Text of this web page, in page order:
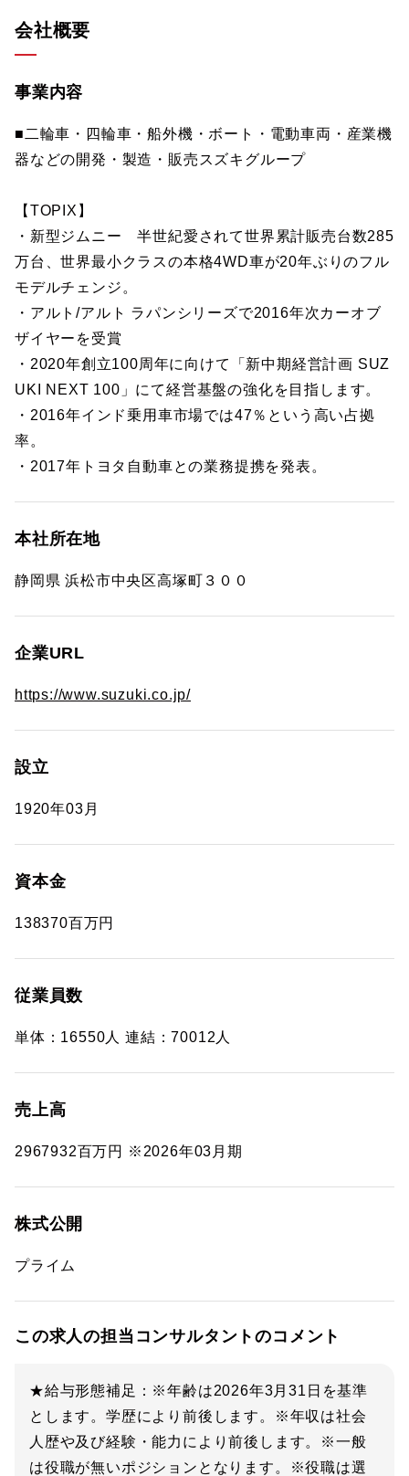
会社概要
事業内容
■二輪車・四輪車・船外機・ボート・電動車両・産業機
器などの開発・製造・販売スズキグループ
【TOPIX】
・新型ジムニー 半世紀愛されて世界累計販売台数285
万台、世界最小クラスの本格4WD車が20年ぶりのフル
モデルチェンジ。
・アルト/アルト ラパンシリーズで2016年次カーオブ
ザイヤーを受賞
・2020年創立100周年に向けて「新中期経営計画 SUZ
UKI NEXT 100」にて経営基盤の強化を目指します。
・2016年インド乗用車市場では47％という高い占拠
率。
・2017年トヨタ自動車との業務提携を発表。
本社所在地
静岡県 浜松市中央区高塚町３００
企業URL
https://www.suzuki.co.jp/
設立
1920年03月
資本金
138370百万円
従業員数
単体：16550人 連結：70012人
売上高
2967932百万円 ※2026年03月期
株式公開
プライム
この求人の担当コンサルタントのコメント
★給与形態補足：※年齢は2026年3月31日を基準
とします。学歴により前後します。※年収は社会
人歴や及び経験・能力により前後します。※一般
は役職が無いポジションとなります。※役職は選